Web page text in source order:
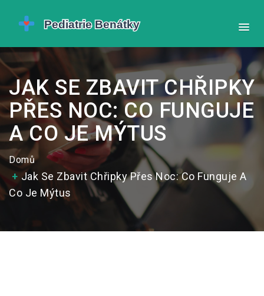
JAK SE ZBAVIT CHŘIPKY
PŘES NOC: CO FUNGUJE
A CO JE MÝTUS
Domů
Jak Se Zbavit Chřipky Přes Noc: Co Funguje A
Co Je Mýtus